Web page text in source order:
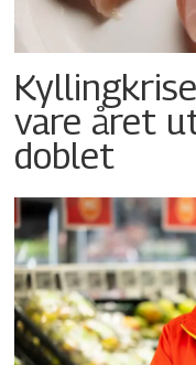
vare året
doblet